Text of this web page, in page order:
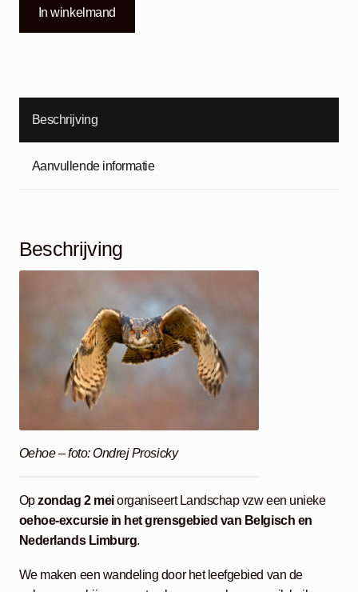
In winkelmand
Beschrijving
Aanvullende informatie
Beschrijving
Oehoe – foto: Ondrej Prosicky
Opzondag 2 meiorganiseert Landschap vzw een unieke
oehoe-excursie in het grensgebied van Belgisch en
Nederlands Limburg.
We maken een wandeling door het leefgebied van de